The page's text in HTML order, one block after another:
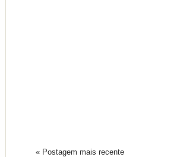
« Postagem mais recente